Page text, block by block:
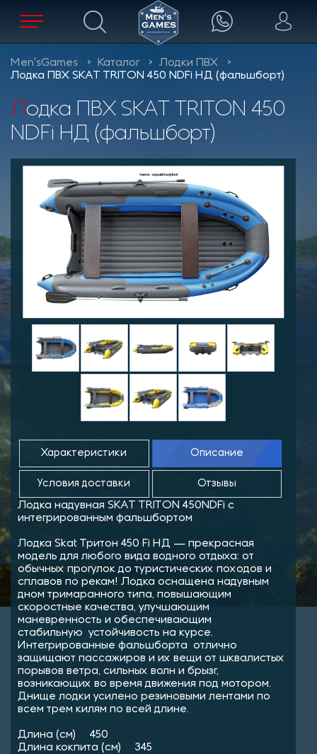
Men'sGames Каталог
Лодки ПВХ
Лодка ПВХ SKAT TRITON 450 NDFi НД (фальшборт)
Лодка ПВХ SKAT TRITON 450
NDFi НД (фальшборт)
Характеристики Описание
Условия доставки Отзывы
Лодка надувная SKAT TRITON 450NDFi с
интегрированным фальшбортом
Лодка Skat Тритон 450 Fi НД — прекрасная
модель для любого вида водного отдыха: от
обычных прогулок до туристических походов и
сплавов по рекам! Лодка оснащена надувным
дном тримаранного типа, повышающим
скоростные качества, улучшающим
маневренность и обеспечивающим
стабильную устойчивость на курсе.
Интегрированные фальшборта отлично
защищают пассажиров и их вещи от шквалистых
порывов ветра, сильных волн и брызг,
возникающих во время движения под мотором.
Днище лодки усилено резиновыми лентами по
всем трем килям по всей длине.
Длина (см) 450
Длина кокпита (см) 345